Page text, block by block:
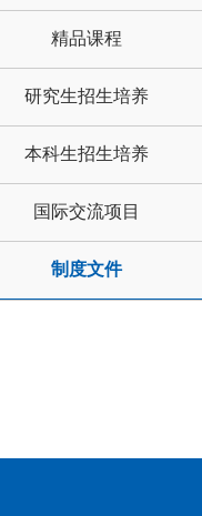
精品课程
研究生招生培养
本科生招生培养
国际交流项目
制度文件